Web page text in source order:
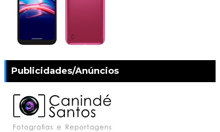
Publicidades/Anúncios